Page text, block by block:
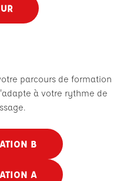
parcours de formation
à votre rythme de
B
A